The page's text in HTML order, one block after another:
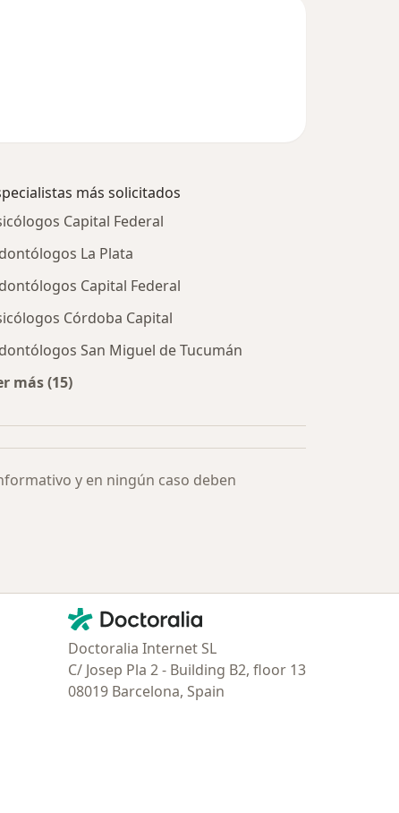
más solicitados
Capital Federal
La Plata
Capital Federal
Córdoba Capital
San Miguel de Tucumán
más (15)
y en ningún caso deben
Contacto
Doctoralia - Página de inicio
Doctoralia Internet SL
C/ Josep Pla 2 - Building B2, floor 13
08019 Barcelona, Spain